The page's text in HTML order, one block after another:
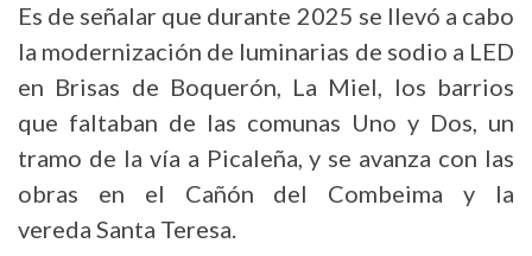
Es de señalar que durante 2025 se llevó a cabo
la modernización de luminarias de sodio a LED
en Brisas de Boquerón, La Miel, los barrios
que faltaban de las comunas Uno y Dos, un
tramo de la vía a Picaleña, y se avanza con las
obras en el Cañón del Combeima y la
vereda Santa Teresa.